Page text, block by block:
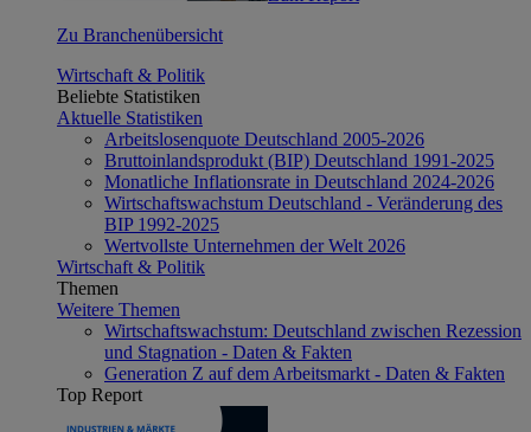
Zu Branchenübersicht
Wirtschaft & Politik
Beliebte Statistiken
Aktuelle Statistiken
Arbeitslosenquote Deutschland 2005-2026
Bruttoinlandsprodukt (BIP) Deutschland 1991-2025
Monatliche Inflationsrate in Deutschland 2024-2026
Wirtschaftswachstum Deutschland - Veränderung des
BIP 1992-2025
Wertvollste Unternehmen der Welt 2026
Wirtschaft & Politik
Themen
Weitere Themen
Wirtschaftswachstum: Deutschland zwischen Rezession
und Stagnation - Daten & Fakten
Generation Z auf dem Arbeitsmarkt - Daten & Fakten
Top Report